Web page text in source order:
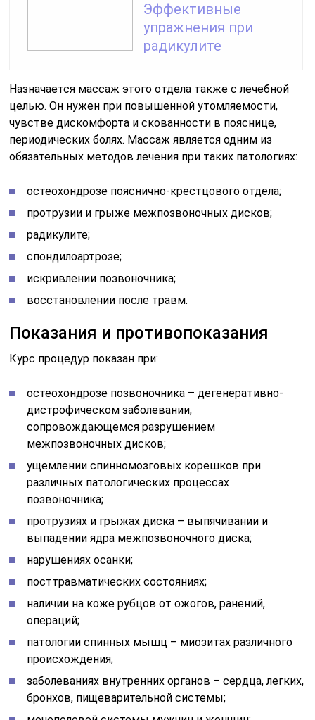
Эффективные
упражнения при
радикулите
Назначается массаж этого отдела также с лечебной
целью. Он нужен при повышенной утомляемости,
чувстве дискомфорта и скованности в пояснице,
периодических болях. Массаж является одним из
обязательных методов лечения при таких патологиях:
остеохондрозе пояснично-крестцового отдела;
протрузии и грыже межпозвоночных дисков;
радикулите;
спондилоартрозе;
искривлении позвоночника;
восстановлении после травм.
Показания и противопоказания
Курс процедур показан при:
остеохондрозе позвоночника – дегенеративно-
дистрофическом заболевании,
сопровождающемся разрушением
межпозвоночных дисков;
ущемлении спинномозговых корешков при
различных патологических процессах
позвоночника;
протрузиях и грыжах диска – выпячивании и
выпадении ядра межпозвоночного диска;
нарушениях осанки;
посттравматических состояниях;
наличии на коже рубцов от ожогов, ранений,
операций;
патологии спинных мышц – миозитах различного
происхождения;
заболеваниях внутренних органов – сердца, легких,
бронхов, пищеварительной системы;